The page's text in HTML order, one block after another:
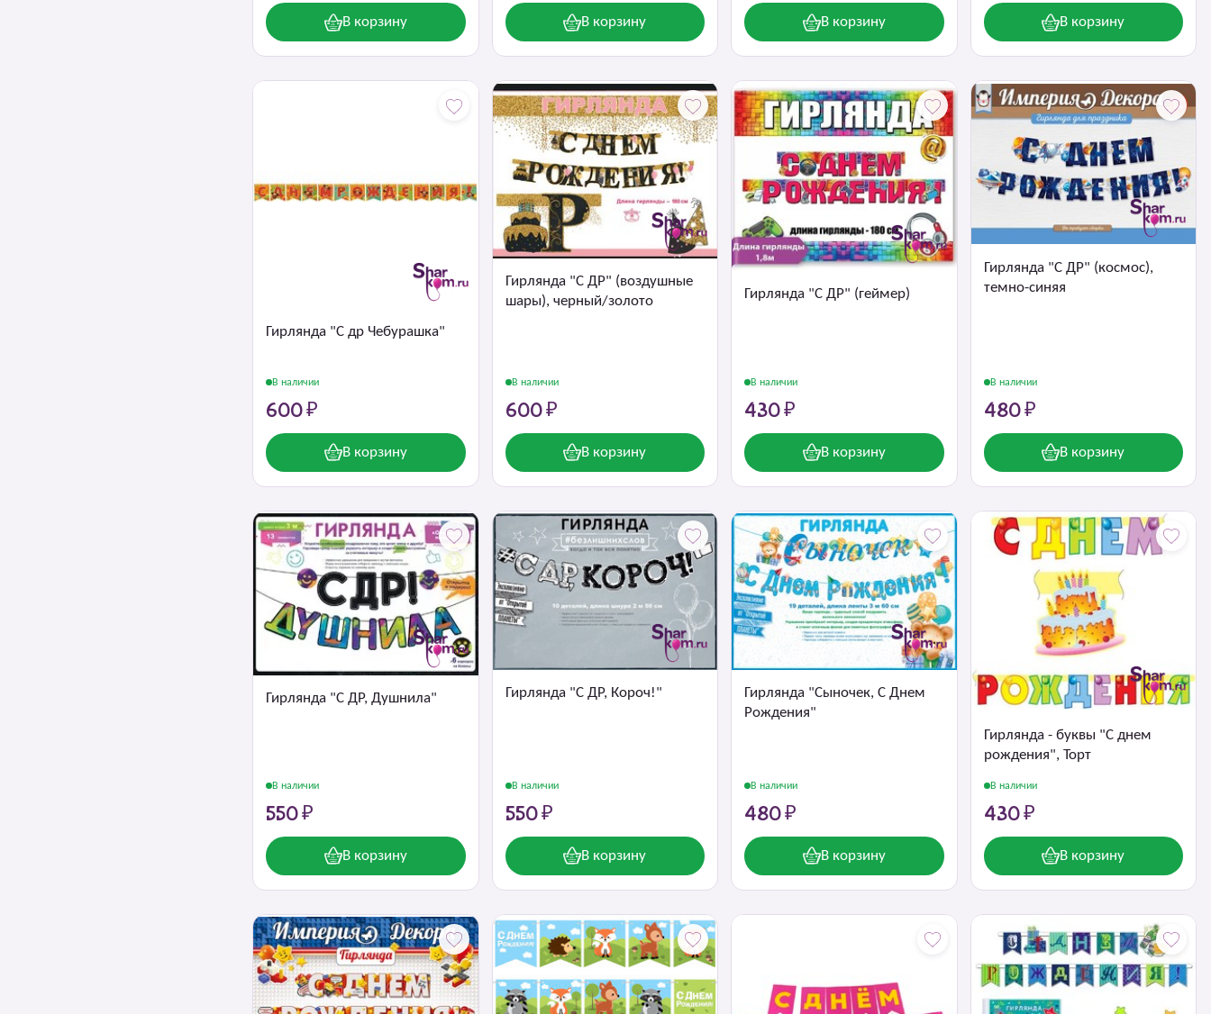
В корзину В корзину В корзину В корзину
Гирлянда "С др Чебурашка"
В наличии
600 ₽
В корзину
Гирлянда "С ДР" (воздушные
шары), черный/золото
В наличии
600 ₽
В корзину
Гирлянда "С ДР" (геймер)
В наличии
430 ₽
В корзину
Гирлянда "С ДР" (космос),
темно-синяя
В наличии
480 ₽
В корзину
Гирлянда "С ДР, Душнила"
В наличии
550 ₽
В корзину
Гирлянда "С ДР, Короч!"
В наличии
550 ₽
В корзину
Гирлянда "Сыночек, С Днем
Рождения"
В наличии
480 ₽
В корзину
Гирлянда - буквы "С днем
рождения", Торт
В наличии
430 ₽
В корзину